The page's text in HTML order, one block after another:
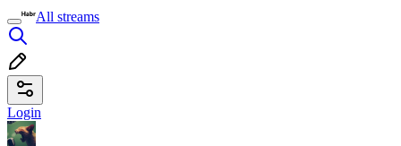
All streams
Login